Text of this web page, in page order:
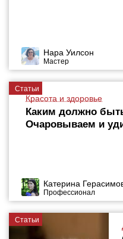
Нара Уилсон
Мастер
Статьи
Красота и здоровье
Каким должно
Очаровываем и
Катерина
Профессионал
Статьи